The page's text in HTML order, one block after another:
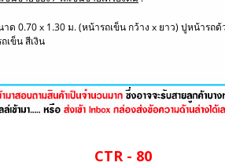
าด 0.70 x 1.30 ม. (หน้ารถเข็น กว้าง x ยาว) ปูหน้ารถ
เข็น สีเงิน
CTR - 80